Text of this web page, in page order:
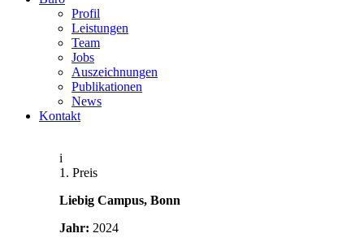
Profil
Leistungen
Team
Jobs
Auszeichnungen
Publikationen
News
Kontakt
i
1. Preis
Liebig Campus, Bonn
Jahr: 2024